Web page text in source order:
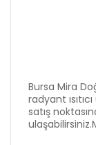
Bursa Mira
radyant
satış